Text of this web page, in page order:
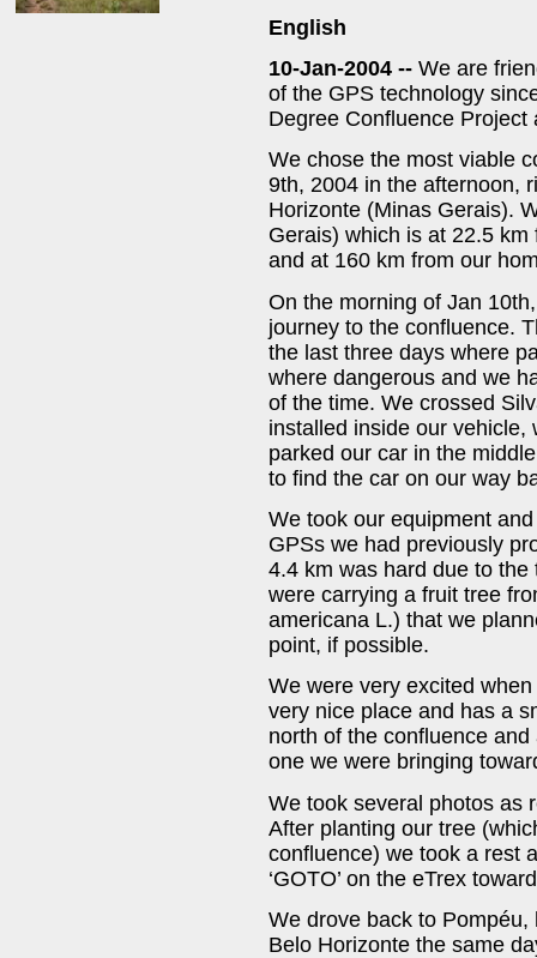
English
10-Jan-2004 -- We are
of the GPS technology
Degree Confluence
We chose the most viable
9th, 2004 in the afternoon,
Horizonte (Minas Gerais).
Gerais) which is at 22.5
and at 160 km from our
On the morning of Jan
journey to the confluence.
the last three days where
where dangerous and we
of the time. We crossed
installed inside our vehicle,
parked our car in the
to find the car on our way
We took our equipment and
GPSs we had previously
4.4 km was hard due to
were carrying a fruit tree
americana L.) that we
point, if possible.
We were very excited
very nice place and has a
north of the confluence
one we were bringing
We took several photos as
After planting our tree
confluence) we took a rest
‘GOTO’ on the eTrex
We drove back to
Belo Horizonte the same